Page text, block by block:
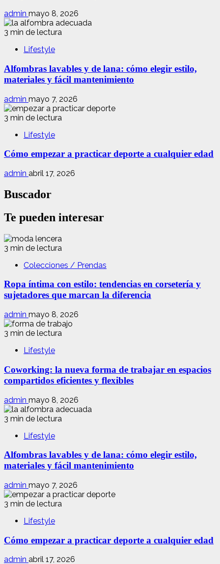
admin mayo 8, 2026
3 min de lectura
Lifestyle
Alfombras lavables y de lana: cómo elegir estilo,
materiales y fácil mantenimiento
admin mayo 7, 2026
3 min de lectura
Lifestyle
Cómo empezar a practicar deporte a cualquier edad
admin abril 17, 2026
Buscador
Te pueden interesar
3 min de lectura
Colecciones / Prendas
Ropa íntima con estilo: tendencias en corsetería y
sujetadores que marcan la diferencia
admin mayo 8, 2026
3 min de lectura
Lifestyle
Coworking: la nueva forma de trabajar en espacios
compartidos eficientes y flexibles
admin mayo 8, 2026
3 min de lectura
Lifestyle
Alfombras lavables y de lana: cómo elegir estilo,
materiales y fácil mantenimiento
admin mayo 7, 2026
3 min de lectura
Lifestyle
Cómo empezar a practicar deporte a cualquier edad
admin abril 17, 2026